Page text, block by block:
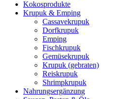
Kokosprodukte
Krupuk & Emping
Cassavekrupuk
Dorfkrupuk
Emping
Fischkrupuk
Gemüsekrupuk
Krupuk (gebraten)
Reiskrupuk
Shrimpkrupuk
Nahrungsergänzung